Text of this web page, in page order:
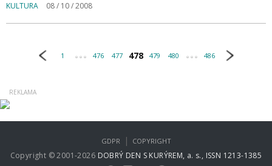
KULTURA 08 / 10 / 2008
1 476 477 478 479 480 486
Copyright © 2001-2026 DOBRÝ DEN S KURÝREM, a. s., ISSN 1213-1385
GDPR | COPYRIGHT